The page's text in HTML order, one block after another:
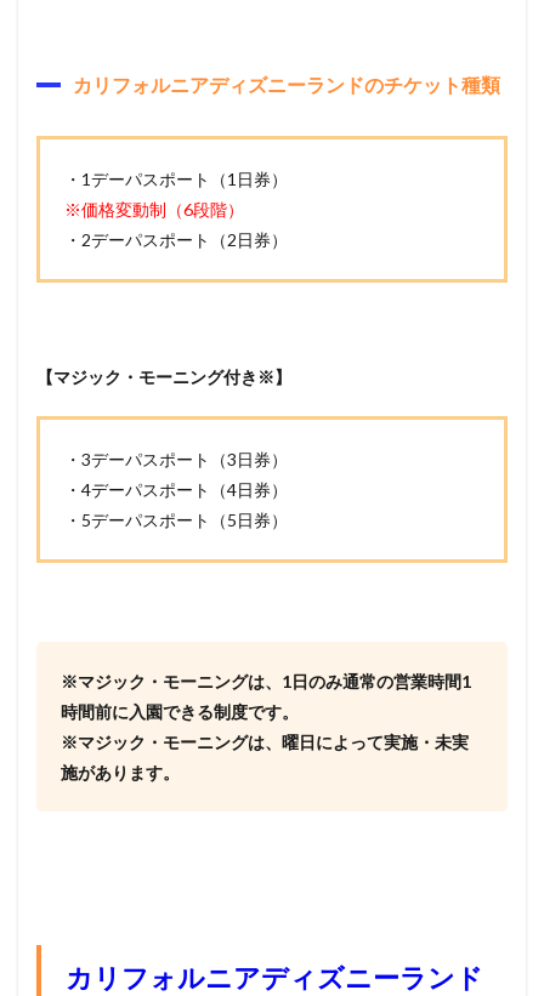
カリフォルニアディズニーランドのチケット種類
・1デーパスポート（1日券）
※価格変動制（6段階）
・2デーパスポート（2日券）
【マジック・モーニング付き※】
・3デーパスポート（3日券）
・4デーパスポート（4日券）
・5デーパスポート（5日券）
※マジック・モーニングは、1日のみ通常の営業時間1
時間前に入園できる制度です。
※マジック・モーニングは、曜日によって実施・未実
施があります。
カリフォルニアディズニーランド